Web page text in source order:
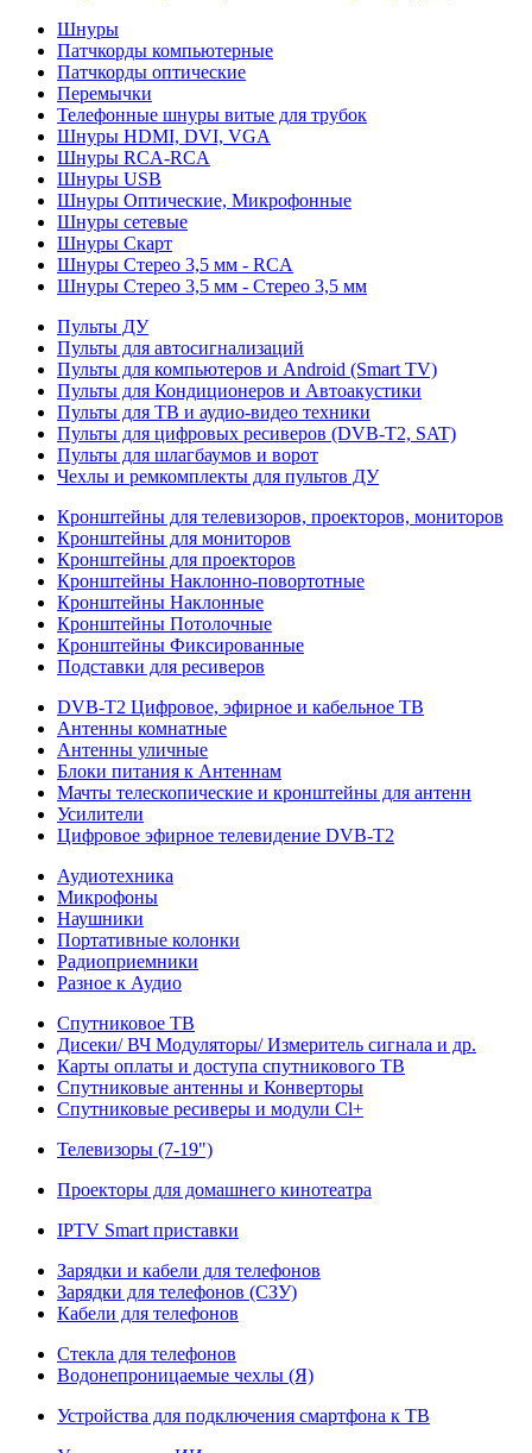
Шнуры
Патчкорды компьютерные
Патчкорды оптические
Перемычки
Телефонные шнуры витые для трубок
Шнуры HDMI, DVI, VGA
Шнуры RCA-RCA
Шнуры USB
Шнуры Оптические, Микрофонные
Шнуры сетевые
Шнуры Скарт
Шнуры Стерео 3,5 мм - RCA
Шнуры Стерео 3,5 мм - Стерео 3,5 мм
Пульты ДУ
Пульты для автосигнализаций
Пульты для компьютеров и Android (Smart TV)
Пульты для Кондиционеров и Автоакустики
Пульты для ТВ и аудио-видео техники
Пульты для цифровых ресиверов (DVB-T2, SAT)
Пульты для шлагбаумов и ворот
Чехлы и ремкомплекты для пультов ДУ
Кронштейны для телевизоров, проекторов, мониторов
Кронштейны для мониторов
Кронштейны для проекторов
Кронштейны Наклонно-повортотные
Кронштейны Наклонные
Кронштейны Потолочные
Кронштейны Фиксированные
Подставки для ресиверов
DVB-T2 Цифровое, эфирное и кабельное ТВ
Антенны комнатные
Антенны уличные
Блоки питания к Антеннам
Мачты телескопические и кронштейны для антенн
Усилители
Цифровое эфирное телевидение DVB-Т2
Аудиотехника
Микрофоны
Наушники
Портативные колонки
Радиоприемники
Разное к Аудио
Спутниковое ТВ
Дисеки/ ВЧ Модуляторы/ Измеритель сигнала и др.
Карты оплаты и доступа спутникового ТВ
Спутниковые антенны и Конверторы
Спутниковые ресиверы и модули Cl+
Телевизоры (7-19")
Проекторы для домашнего кинотеатра
IPTV Smart приставки
Зарядки и кабели для телефонов
Зарядки для телефонов (СЗУ)
Кабели для телефонов
Стекла для телефонов
Водонепроницаемые чехлы (Я)
Устройства для подключения смартфона к ТВ